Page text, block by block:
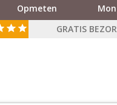
Opmeten
GRATIS